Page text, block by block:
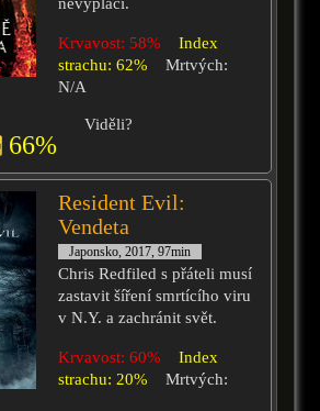
Krvavost: 58%
Index
strachu: 62%
Mrtvých:
N/A
66%
Viděli?
Resident Evil:
Vendeta
Japonsko, 2017, 97min
Chris Redfiled s přáteli musí
zastavit šíření smrtícího viru
v N.Y. a zachránit svět.
Krvavost: 60%
Index
strachu: 20%
Mrtvých: